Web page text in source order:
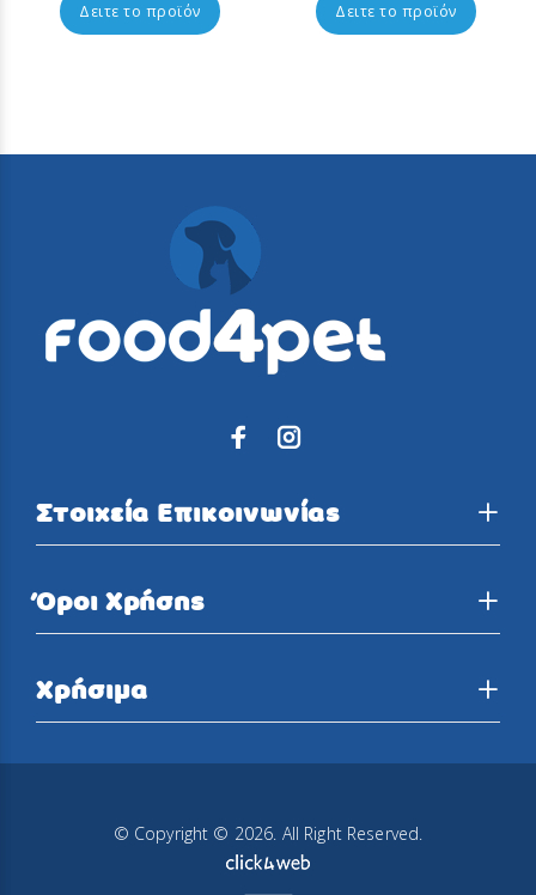
Δειτε το προϊόν Δειτε το προϊόν
Στοιχεία Επικοινωνίας
Όροι Χρήσης
Χρήσιμα
© Copyright © 2026. All Right Reserved.